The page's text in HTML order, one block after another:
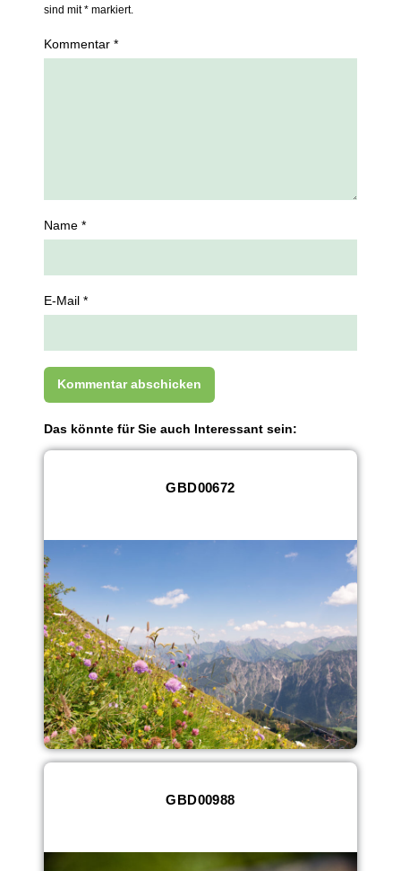
sind mit * markiert.
Kommentar *
Name *
E-Mail *
Das könnte für Sie auch Interessant sein:
GBD00672
GBD00988